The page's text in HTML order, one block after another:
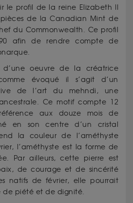
le profil de la reine Elizabeth II
de la Canadian Mint de
du Commonwealth. Ce profil
afin de rendre compte de
d’une oeuvre de la créatrice
évoqué il s’agit d’un
de l’art du mehndi, une
Ce motif compte 12
aux douze mois de
en son centre d’un cristal
la couleur de l’améthyste
l’améthyste est la forme de
Par ailleurs, cette pierre est
de courage et de sincérité
natifs de février, elle pourrait
de piété et de dignité.